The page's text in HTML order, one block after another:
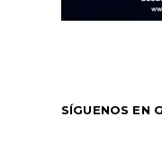
SÍGUENOS EN